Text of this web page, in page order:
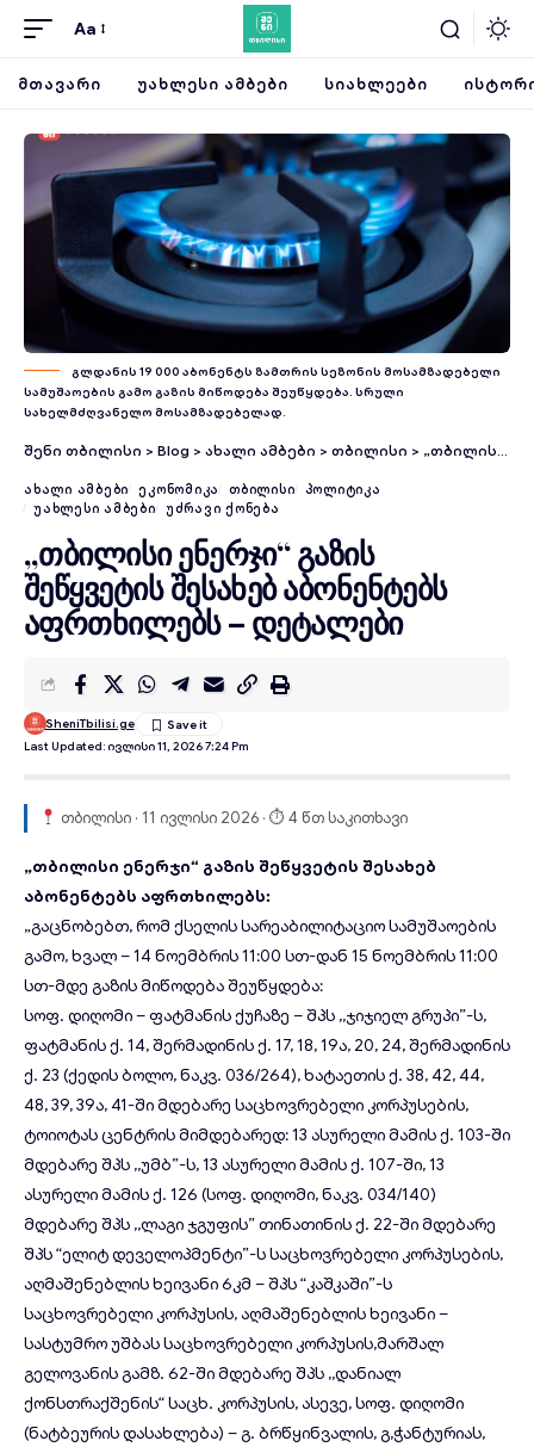
Aa
ᲛᲗᲐᲕᲐᲠᲘ ᲣᲐᲮᲚᲔᲡᲘ ᲐᲛᲑᲔᲑᲘ ᲡᲘᲐᲮᲚᲔᲔᲑᲘ
გლდანის 19 000 აბონენტს ზამთრის სეზონის მოსამზადებელი
სამუშაოების გამო გაზის მიწოდება შეუწყდება. სრული
სახელმძღვანელო მოსამზადებელად.
შენი თბილისი > Blog > ახალი ამბები > თბილისი > „თბილისი ენერჯი“ გაზის შეწყვეტის შესახებ აბონენტებს აფრთხილებს – დეტალები
ᲐᲮᲐᲚᲘ ᲐᲛᲑᲔᲑᲘ ᲔᲙᲝᲜᲝᲛᲘᲙᲐ ᲗᲑᲘᲚᲘᲡᲘ
ᲞᲝᲚᲘᲢᲘᲙᲐ
ᲣᲐᲮᲚᲔᲡᲘ ᲐᲛᲑᲔᲑᲘ
ᲣᲫᲠᲐᲕᲘ ᲥᲝᲜᲔᲑᲐ
„თბილისი ენერჯი“ გაზის
შეწყვეტის შესახებ აბონენტებს
აფრთხილებს – დეტალები
Last Updated: Ივლისი 11, 2026 7:24 Pm
SheniTbilisi.ge
თბილისი · 11 ივლისი 2026 · ⏱ 4 წთ საკითხავი
„თბილისი ენერჯი“ გაზის შეწყვეტის შესახებ
აბონენტებს აფრთხილებს:
„გაცნობებთ, რომ ქსელის სარეაბილიტაციო სამუშაოების
გამო, ხვალ – 14 ნოემბრის 11:00 სთ-დან 15 ნოემბრის 11:00
სთ-მდე გაზის მიწოდება შეუწყდება:
სოფ. დიღომი – ფატმანის ქუჩაზე – შპს ,,ჯიჯიელ გრუპი”-ს,
ფატმანის ქ. 14, შერმადინის ქ. 17, 18, 19ა, 20, 24, შერმადინის
ქ. 23 (ქედის ბოლო, ნაკვ. 036/264), ხატაეთის ქ. 38, 42, 44,
48, 39, 39ა, 41-ში მდებარე საცხოვრებელი კორპუსების,
ტოიოტას ცენტრის მიმდებარედ: 13 ასურელი მამის ქ. 103-ში
მდებარე შპს ,,უმბ”-ს, 13 ასურელი მამის ქ. 107-ში, 13
ასურელი მამის ქ. 126 (სოფ. დიღომი, ნაკვ. 034/140)
მდებარე შპს ,,ლაგი ჯგუფის” თინათინის ქ. 22-ში მდებარე
შპს “ელიტ დეველოპმენტი”-ს საცხოვრებელი კორპუსების,
აღმაშენებლის ხეივანი 6კმ – შპს “კაშკაში”-ს
საცხოვრებელი კორპუსის, აღმაშენებლის ხეივანი –
სასტუმრო უშბას საცხოვრებელი კორპუსის,მარშალ
გელოვანის გამზ. 62-ში მდებარე შპს ,,დანიალ
ქონსთრაქშენის“ საცხ. კორპუსის, ასევე, სოფ. დიღომი
(ნატბეურის დასახლება) – გ. ბრწყინვალის, გ,ჭანტურიას,